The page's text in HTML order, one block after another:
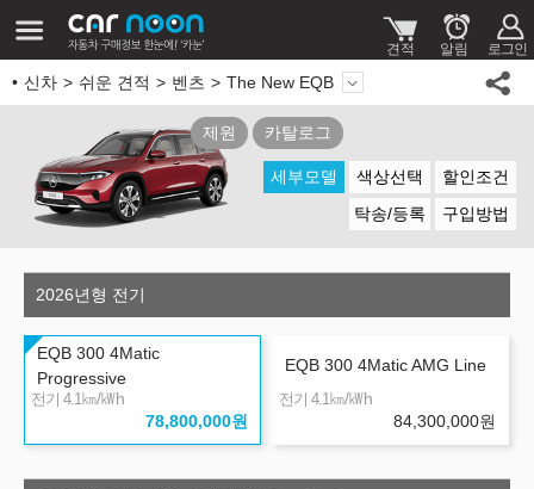
신차 쉬운 견적 벤츠 The New EQB
제원 카탈로그
세부모델 색상선택
할인조건
탁송/등록
구입방법
2026년형 전기
EQB 300 4Matic
Progressive
전기 4.1㎞/㎾h
78,800,000원
EQB 300 4Matic AMG Line
전기 4.1㎞/㎾h
84,300,000원